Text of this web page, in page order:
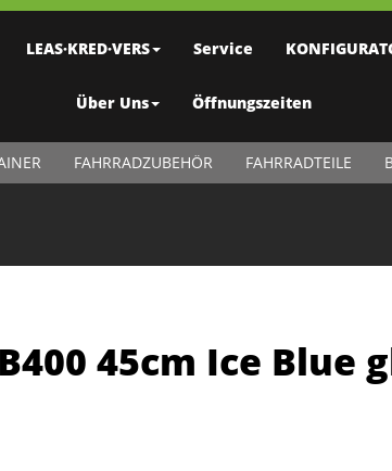
LEAS·KRED·VERS Service
Über Uns Öffnungszeiten
FAHRRADZUBEHÖR FAHRRADTEILE
45cm Ice Blue